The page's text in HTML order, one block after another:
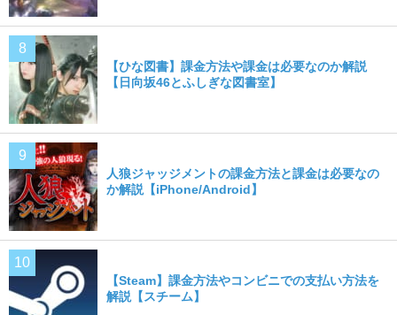
【ひな図書】課金方法や課金は必要なのか解説
【日向坂46とふしぎな図書室】
人狼ジャッジメントの課金方法と課金は必要なの
か解説【iPhone/Android】
【Steam】課金方法やコンビニでの支払い方法を
解説【スチーム】